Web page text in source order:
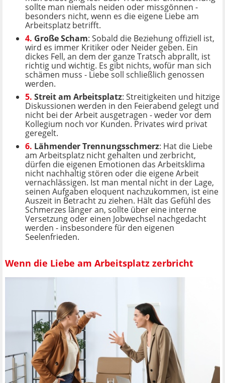
sollte man niemals neiden oder missgönnen -
besonders nicht, wenn es die eigene Liebe am
Arbeitsplatz betrifft.
4. Große Scham: Sobald die Beziehung offiziell ist,
wird es immer Kritiker oder Neider geben. Ein
dickes Fell, an dem der ganze Tratsch abprallt, ist
richtig und wichtig. Es gibt nichts, wofür man sich
schämen muss - Liebe soll schließlich genossen
werden.
5. Streit am Arbeitsplatz: Streitigkeiten und hitzige
Diskussionen werden in den Feierabend gelegt und
nicht bei der Arbeit ausgetragen - weder vor dem
Kollegium noch vor Kunden. Privates wird privat
geregelt.
6. Lähmender Trennungsschmerz: Hat die Liebe
am Arbeitsplatz nicht gehalten und zerbricht,
dürfen die eigenen Emotionen das Arbeitsklima
nicht nachhaltig stören oder die eigene Arbeit
vernachlässigen. Ist man mental nicht in der Lage,
seinen Aufgaben eloquent nachzukommen, ist eine
Auszeit in Betracht zu ziehen. Hält das Gefühl des
Schmerzes länger an, sollte über eine interne
Versetzung oder einen Jobwechsel nachgedacht
werden - insbesondere für den eigenen
Seelenfrieden.
Wenn die Liebe am Arbeitsplatz zerbricht